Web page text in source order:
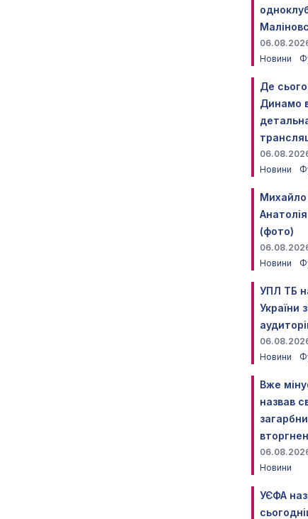
Новини
Де
Динамо
Новини
Михайло
(фото)
Новини
УПЛ ТБ
України
Новини
Вже
назвав
Новини
УЄФА